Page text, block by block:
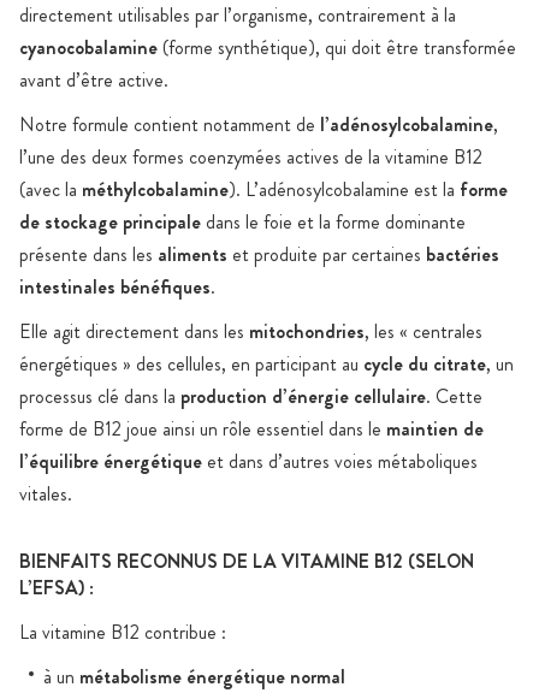
directement utilisables par l’organisme, contrairement à la
cyanocobalamine(forme synthétique), qui doit être transformée
avant d’être active.
Notre formule contient notamment de l’adénosylcobalamine,
l’une des deux formes coenzymées actives de la vitamine B12
(avec la méthylcobalamine). L’adénosylcobalamine est la forme
de stockage principale dans le foie et la forme dominante
présente dans les aliments et produite par certaines bactéries
intestinales bénéfiques.
Elle agit directement dans les mitochondries, les « centrales
énergétiques » des cellules, en participant au cycle du citrate, un
processus clé dans la production d’énergie cellulaire. Cette
forme de B12 joue ainsi un rôle essentiel dans le maintien de
l’équilibre énergétique et dans d’autres voies métaboliques
vitales.
BIENFAITS RECONNUS DE LA VITAMINE B12 (SELON
L’EFSA) :
La vitamine B12 contribue :
à un métabolisme énergétique normal